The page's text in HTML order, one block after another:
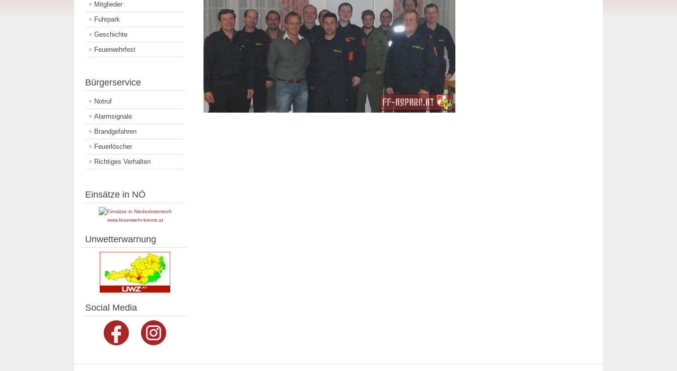
Mitglieder
Fuhrpark
Geschichte
Feuerwehrfest
Bürgerservice
Notruf
Alarmsignale
Brandgefahren
Feuerlöscher
Richtiges Verhalten
Einsätze in NÖ
www.feuerwehr-krems.at
Unwetterwarnung
Social Media